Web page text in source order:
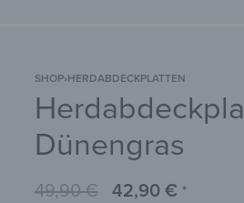
SCHNEIDEBRETTERMAGNETMATTEN
SHOP›HERDABDECKPLATTEN
Dünengras
49,90€ 42,90 € *